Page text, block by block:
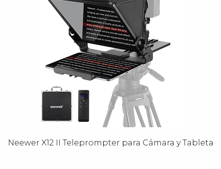
Neewer X12 II Teleprompter para Cámara y Tableta